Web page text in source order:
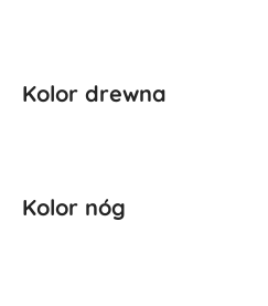
Kolor drewna
Kolor nóg